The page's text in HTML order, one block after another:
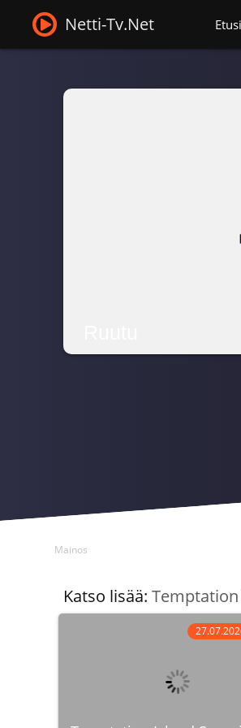
Netti-Tv.Net
Mainos
Katso lisää: